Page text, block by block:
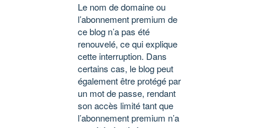
Le nom de domaine ou
l’abonnement premium de
ce blog n’a pas été
renouvelé, ce qui explique
cette interruption. Dans
certains cas, le blog peut
également être protégé par
un mot de passe, rendant
son accès limité tant que
l’abonnement premium n’a